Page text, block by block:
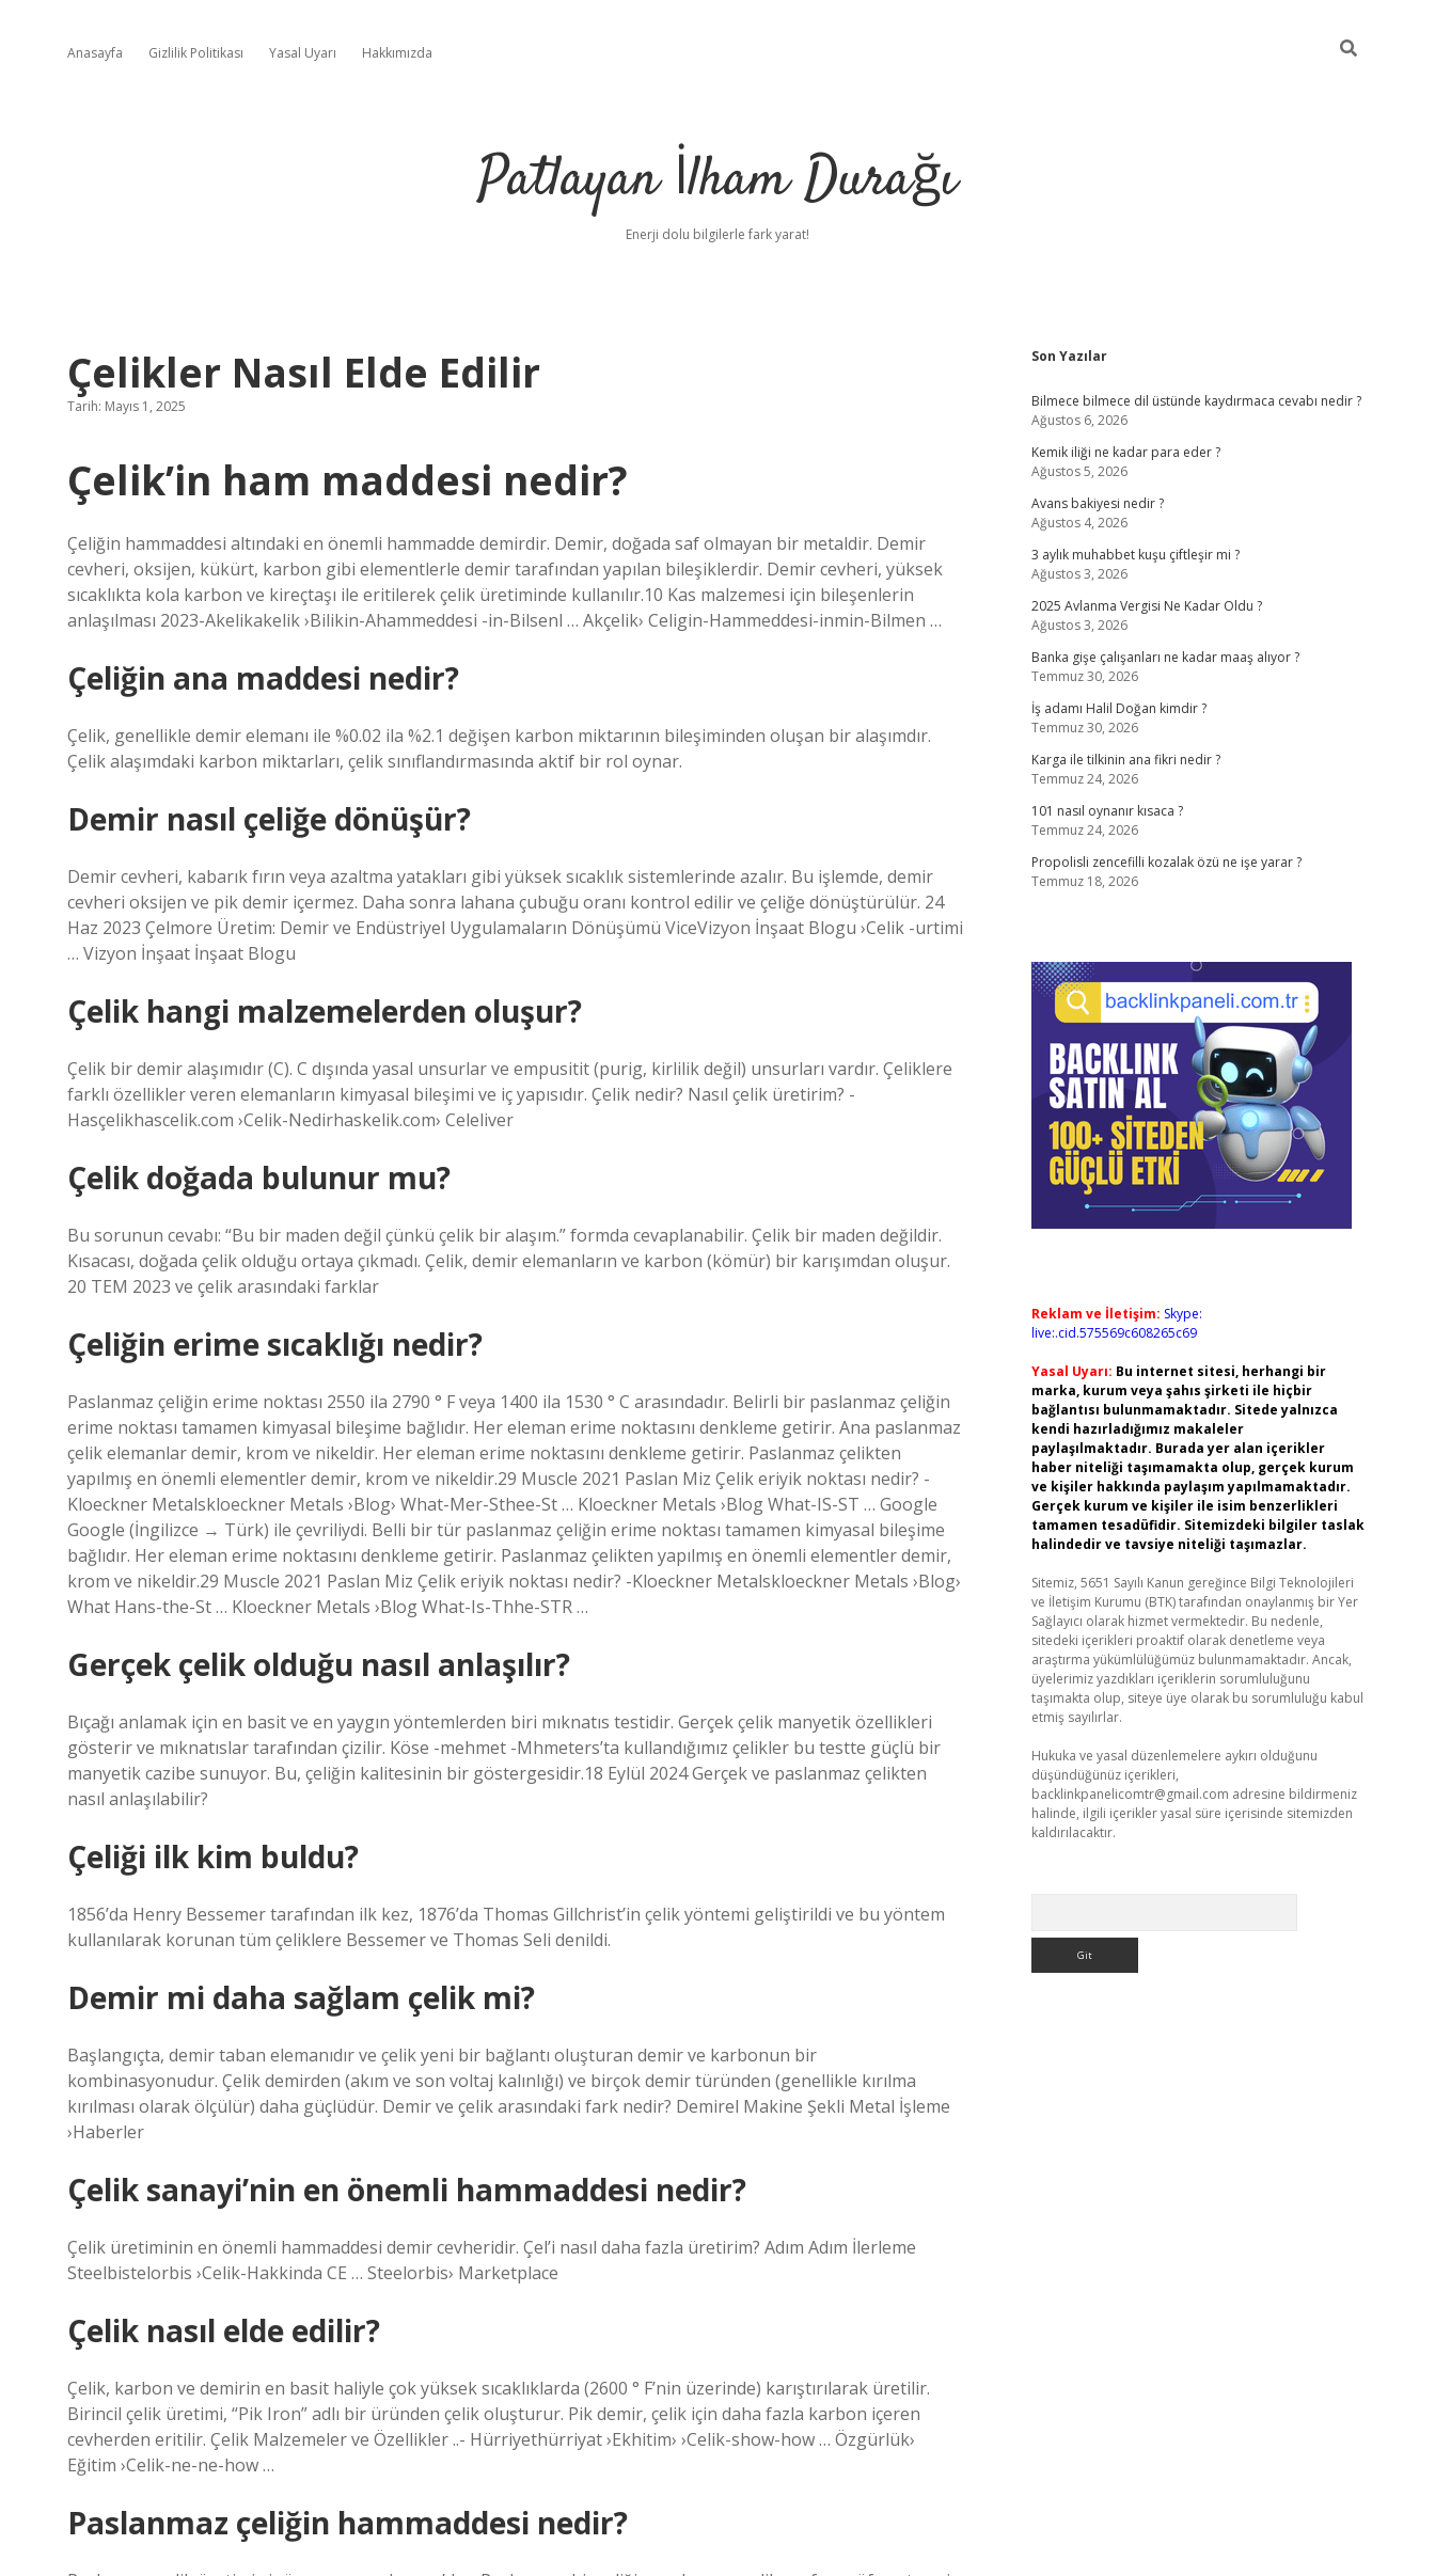
Anasayfa Gizlilik Politikası Yasal Uyarı Hakkımızda
Patlayan İlham Durağı
Enerji dolu bilgilerle fark yarat!
Çelikler Nasıl Elde Edilir
Tarih: Mayıs 1, 2025
Çelik’in ham maddesi nedir?
Çeliğin hammaddesi altındaki en önemli hammadde demirdir. Demir, doğada saf olmayan bir metaldir. Demir
cevheri, oksijen, kükürt, karbon gibi elementlerle demir tarafından yapılan bileşiklerdir. Demir cevheri, yüksek
sıcaklıkta kola karbon ve kireçtaşı ile eritilerek çelik üretiminde kullanılır.10 Kas malzemesi için bileşenlerin
anlaşılması 2023-Akelikakelik ›Bilikin-Ahammeddesi -in-Bilsenl … Akçelik› Celigin-Hammeddesi-inmin-Bilmen …
Çeliğin ana maddesi nedir?
Çelik, genellikle demir elemanı ile %0.02 ila %2.1 değişen karbon miktarının bileşiminden oluşan bir alaşımdır.
Çelik alaşımdaki karbon miktarları, çelik sınıflandırmasında aktif bir rol oynar.
Demir nasıl çeliğe dönüşür?
Demir cevheri, kabarık fırın veya azaltma yatakları gibi yüksek sıcaklık sistemlerinde azalır. Bu işlemde, demir
cevheri oksijen ve pik demir içermez. Daha sonra lahana çubuğu oranı kontrol edilir ve çeliğe dönüştürülür. 24
Haz 2023 Çelmore Üretim: Demir ve Endüstriyel Uygulamaların Dönüşümü ViceVizyon İnşaat Blogu ›Celik -urtimi
… Vizyon İnşaat İnşaat Blogu
Çelik hangi malzemelerden oluşur?
Çelik bir demir alaşımıdır (C). C dışında yasal unsurlar ve empusitit (purig, kirlilik değil) unsurları vardır. Çeliklere
farklı özellikler veren elemanların kimyasal bileşimi ve iç yapısıdır. Çelik nedir? Nasıl çelik üretirim? -
Hasçelikhascelik.com ›Celik-Nedirhaskelik.com› Celeliver
Çelik doğada bulunur mu?
Bu sorunun cevabı: “Bu bir maden değil çünkü çelik bir alaşım.” formda cevaplanabilir. Çelik bir maden değildir.
Kısacası, doğada çelik olduğu ortaya çıkmadı. Çelik, demir elemanların ve karbon (kömür) bir karışımdan oluşur.
20 TEM 2023 ve çelik arasındaki farklar
Çeliğin erime sıcaklığı nedir?
Paslanmaz çeliğin erime noktası 2550 ila 2790 ° F veya 1400 ila 1530 ° C arasındadır. Belirli bir paslanmaz çeliğin
erime noktası tamamen kimyasal bileşime bağlıdır. Her eleman erime noktasını denkleme getirir. Ana paslanmaz
çelik elemanlar demir, krom ve nikeldir. Her eleman erime noktasını denkleme getirir. Paslanmaz çelikten
yapılmış en önemli elementler demir, krom ve nikeldir.29 Muscle 2021 Paslan Miz Çelik eriyik noktası nedir? -
Kloeckner Metalskloeckner Metals ›Blog› What-Mer-Sthee-St … Kloeckner Metals ›Blog What-IS-ST … Google
Google (İngilizce → Türk) ile çevriliydi. Belli bir tür paslanmaz çeliğin erime noktası tamamen kimyasal bileşime
bağlıdır. Her eleman erime noktasını denkleme getirir. Paslanmaz çelikten yapılmış en önemli elementler demir,
krom ve nikeldir.29 Muscle 2021 Paslan Miz Çelik eriyik noktası nedir? -Kloeckner Metalskloeckner Metals ›Blog›
What Hans-the-St … Kloeckner Metals ›Blog What-Is-Thhe-STR …
Gerçek çelik olduğu nasıl anlaşılır?
Bıçağı anlamak için en basit ve en yaygın yöntemlerden biri mıknatıs testidir. Gerçek çelik manyetik özellikleri
gösterir ve mıknatıslar tarafından çizilir. Köse -mehmet -Mhmeters’ta kullandığımız çelikler bu testte güçlü bir
manyetik cazibe sunuyor. Bu, çeliğin kalitesinin bir göstergesidir.18 Eylül 2024 Gerçek ve paslanmaz çelikten
nasıl anlaşılabilir?
Çeliği ilk kim buldu?
1856’da Henry Bessemer tarafından ilk kez, 1876’da Thomas Gillchrist’in çelik yöntemi geliştirildi ve bu yöntem
kullanılarak korunan tüm çeliklere Bessemer ve Thomas Seli denildi.
Demir mi daha sağlam çelik mi?
Başlangıçta, demir taban elemanıdır ve çelik yeni bir bağlantı oluşturan demir ve karbonun bir
kombinasyonudur. Çelik demirden (akım ve son voltaj kalınlığı) ve birçok demir türünden (genellikle kırılma
kırılması olarak ölçülür) daha güçlüdür. Demir ve çelik arasındaki fark nedir? Demirel Makine Şekli Metal İşleme
›Haberler
Çelik sanayi’nin en önemli hammaddesi nedir?
Çelik üretiminin en önemli hammaddesi demir cevheridir. Çel’i nasıl daha fazla üretirim? Adım Adım İlerleme
Steelbistelorbis ›Celik-Hakkinda CE … Steelorbis› Marketplace
Çelik nasıl elde edilir?
Çelik, karbon ve demirin en basit haliyle çok yüksek sıcaklıklarda (2600 ° F’nin üzerinde) karıştırılarak üretilir.
Birincil çelik üretimi, “Pik Iron” adlı bir üründen çelik oluşturur. Pik demir, çelik için daha fazla karbon içeren
cevherden eritilir. Çelik Malzemeler ve Özellikler ..- Hürriyethürriyat ›Ekhitim› ›Celik-show-how … Özgürlük›
Eğitim ›Celik-ne-ne-how …
Paslanmaz çeliğin hammaddesi nedir?
Sidebar
Son Yazılar
Bilmece bilmece dil üstünde kaydırmaca cevabı nedir ?
Ağustos 6, 2026
Kemik iliği ne kadar para eder ?
Ağustos 5, 2026
Avans bakiyesi nedir ?
Ağustos 4, 2026
3 aylık muhabbet kuşu çiftleşir mi ?
Ağustos 3, 2026
2025 Avlanma Vergisi Ne Kadar Oldu ?
Ağustos 3, 2026
Banka gişe çalışanları ne kadar maaş alıyor ?
Temmuz 30, 2026
İş adamı Halil Doğan kimdir ?
Temmuz 30, 2026
Karga ile tilkinin ana fikri nedir ?
Temmuz 24, 2026
101 nasıl oynanır kısaca ?
Temmuz 24, 2026
Propolisli zencefilli kozalak özü ne işe yarar ?
Temmuz 18, 2026
Reklam ve İletişim: Skype:
live:.cid.575569c608265c69
Yasal Uyarı: Bu internet sitesi, herhangi bir
marka, kurum veya şahıs şirketi ile hiçbir
bağlantısı bulunmamaktadır. Sitede yalnızca
kendi hazırladığımız makaleler
paylaşılmaktadır. Burada yer alan içerikler
haber niteliği taşımamakta olup, gerçek kurum
ve kişiler hakkında paylaşım yapılmamaktadır.
Gerçek kurum ve kişiler ile isim benzerlikleri
tamamen tesadüfidir. Sitemizdeki bilgiler taslak
halindedir ve tavsiye niteliği taşımazlar.
Sitemiz, 5651 Sayılı Kanun gereğince Bilgi Teknolojileri
ve İletişim Kurumu (BTK) tarafından onaylanmış bir Yer
Sağlayıcı olarak hizmet vermektedir. Bu nedenle,
sitedeki içerikleri proaktif olarak denetleme veya
araştırma yükümlülüğümüz bulunmamaktadır. Ancak,
üyelerimiz yazdıkları içeriklerin sorumluluğunu
taşımakta olup, siteye üye olarak bu sorumluluğu kabul
etmiş sayılırlar.
Hukuka ve yasal düzenlemelere aykırı olduğunu
düşündüğünüz içerikleri,
backlinkpanelicomtr@gmail.com adresine bildirmeniz
halinde, ilgili içerikler yasal süre içerisinde sitemizden
kaldırılacaktır.